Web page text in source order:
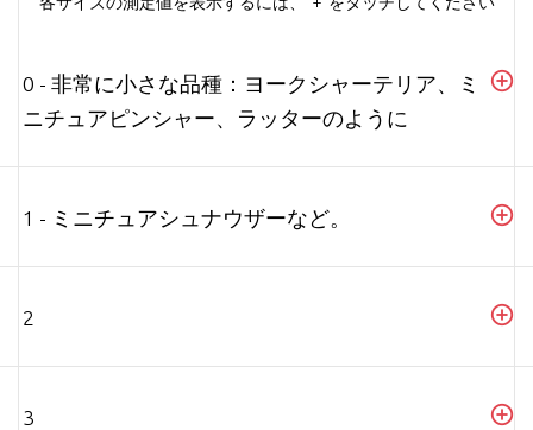
0 - 非常に小さな品種：ヨークシャーテリア、ミ
ニチュアピンシャー、ラッターのように
1 - ミニチュアシュナウザーなど。
2
3